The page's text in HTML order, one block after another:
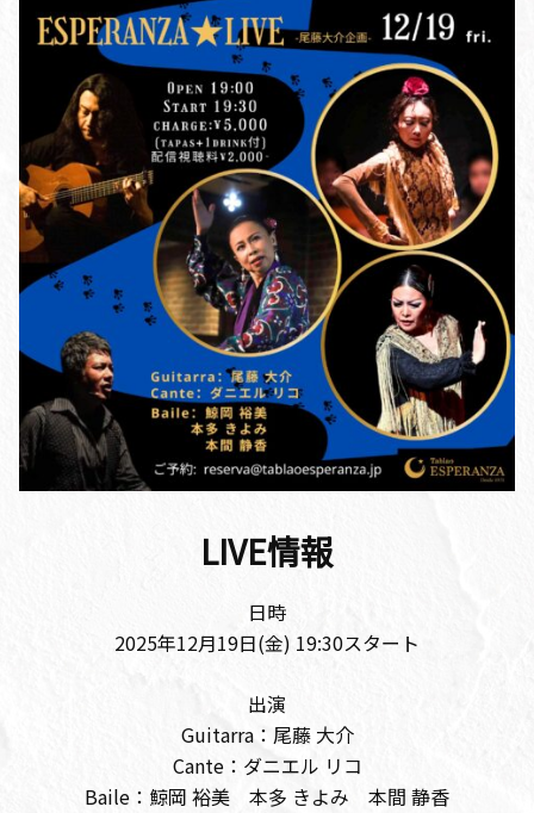
LIVE情報
日時
2025年12月19日(金) 19:30スタート
出演
Guitarra：尾藤 大介
Cante：ダニエル リコ
Baile：鯨岡 裕美 本多 きよみ 本間 静香